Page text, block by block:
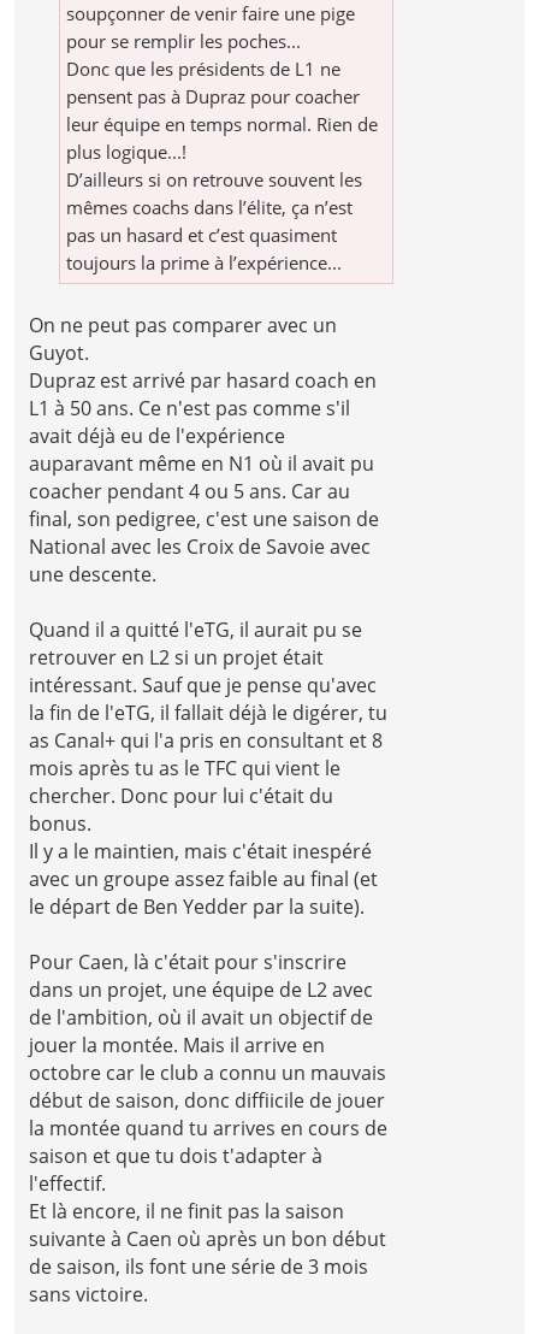
soupçonner de venir faire une pige
pour se remplir les poches...
Donc que les présidents de L1 ne
pensent pas à Dupraz pour coacher
leur équipe en temps normal. Rien de
plus logique...!
D’ailleurs si on retrouve souvent les
mêmes coachs dans l’élite, ça n’est
pas un hasard et c’est quasiment
toujours la prime à l’expérience...
On ne peut pas comparer avec un
Guyot.
Dupraz est arrivé par hasard coach en
L1 à 50 ans. Ce n'est pas comme s'il
avait déjà eu de l'expérience
auparavant même en N1 où il avait pu
coacher pendant 4 ou 5 ans. Car au
final, son pedigree, c'est une saison de
National avec les Croix de Savoie avec
une descente.
Quand il a quitté l'eTG, il aurait pu se
retrouver en L2 si un projet était
intéressant. Sauf que je pense qu'avec
la fin de l'eTG, il fallait déjà le digérer, tu
as Canal+ qui l'a pris en consultant et 8
mois après tu as le TFC qui vient le
chercher. Donc pour lui c'était du
bonus.
Il y a le maintien, mais c'était inespéré
avec un groupe assez faible au final (et
le départ de Ben Yedder par la suite).
Pour Caen, là c'était pour s'inscrire
dans un projet, une équipe de L2 avec
de l'ambition, où il avait un objectif de
jouer la montée. Mais il arrive en
octobre car le club a connu un mauvais
début de saison, donc diffiicile de jouer
la montée quand tu arrives en cours de
saison et que tu dois t'adapter à
l'effectif.
Et là encore, il ne finit pas la saison
suivante à Caen où après un bon début
de saison, ils font une série de 3 mois
sans victoire.